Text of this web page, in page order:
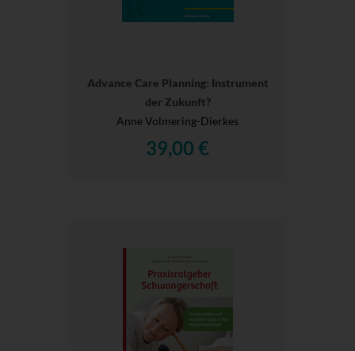
Advance Care Planning: Instrument
der Zukunft?
Anne Volmering-Dierkes
39,00 €